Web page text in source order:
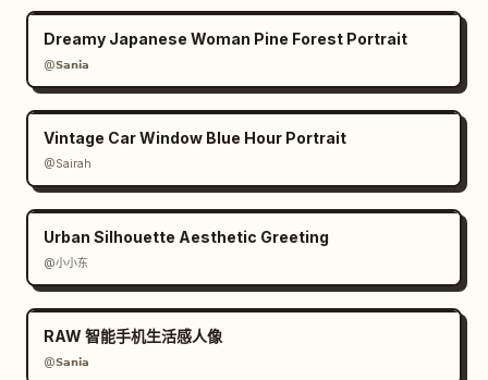
Dreamy Japanese Woman Pine Forest Portrait
@𝗦𝗮𝗻𝗶𝗮
Vintage Car Window Blue Hour Portrait
@Sairah
Urban Silhouette Aesthetic Greeting
@小小东
RAW 智能手机生活感人像
@𝗦𝗮𝗻𝗶𝗮